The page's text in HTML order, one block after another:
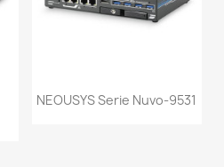
NEOUSYS Serie Nuvo-9531